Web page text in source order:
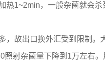
1~2min，一般杂菌就会杀
出口换外汇受到限制。
射杂菌量下降到1万左右